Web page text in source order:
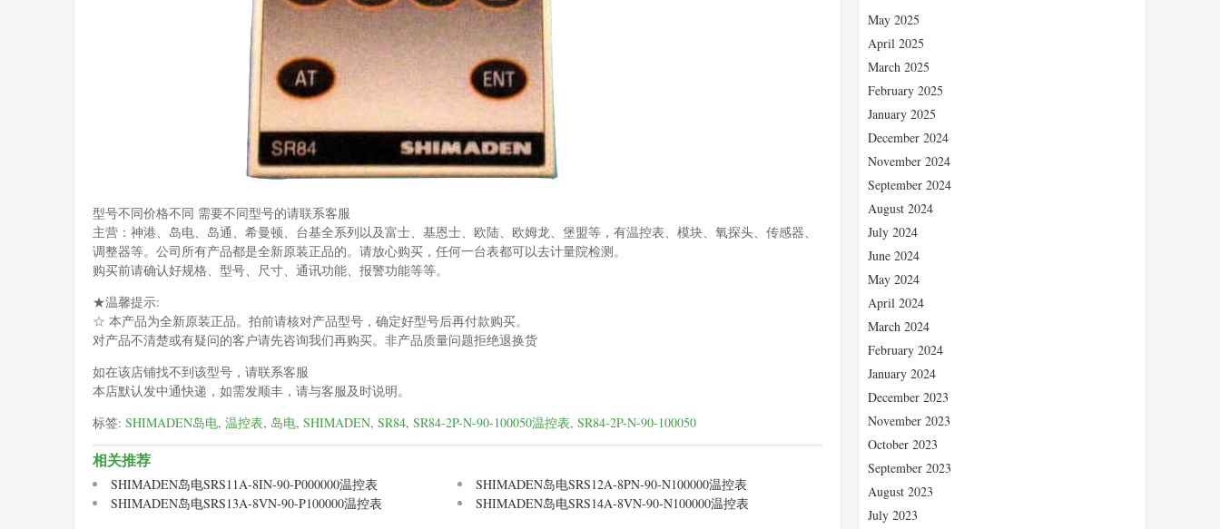
型号不同价格不同 需要不同型号的请联系客服
主营：神港、岛电、岛通、希曼顿、台基全系列以及富士、基恩士、欧陆、欧姆龙、堡盟等，有温控表、模块、氧探头、传感器、
调整器等。公司所有产品都是全新原装正品的。请放心购买，任何一台表都可以去计量院检测。
购买前请确认好规格、型号、尺寸、通讯功能、报警功能等等。
★温馨提示:
☆ 本产品为全新原装正品。拍前请核对产品型号，确定好型号后再付款购买。
对产品不清楚或有疑问的客户请先咨询我们再购买。非产品质量问题拒绝退换货
如在该店铺找不到该型号，请联系客服
本店默认发中通快递，如需发顺丰，请与客服及时说明。
标签: SHIMADEN岛电, 温控表, 岛电, SHIMADEN, SR84, SR84-2P-N-90-100050温控表, SR84-2P-N-90-100050
相关推荐
SHIMADEN岛电SRS11A-8IN-90-P000000温控表
SHIMADEN岛电SRS12A-8PN-90-N100000温控表
SHIMADEN岛电SRS13A-8VN-90-P100000温控表
SHIMADEN岛电SRS14A-8VN-90-N100000温控表
May 2025
April 2025
March 2025
February 2025
January 2025
December 2024
November 2024
September 2024
August 2024
July 2024
June 2024
May 2024
April 2024
March 2024
February 2024
January 2024
December 2023
November 2023
October 2023
September 2023
August 2023
July 2023